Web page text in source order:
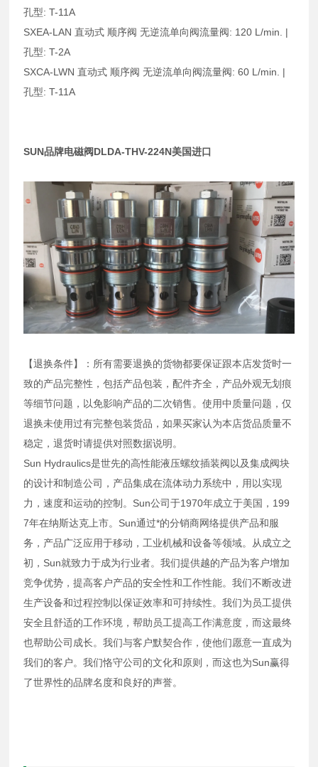
孔型: T-11A
SXEA-LAN 直动式 顺序阀 无逆流单向阀流量阀: 120 L/min. |
孔型: T-2A
SXCA-LWN 直动式 顺序阀 无逆流单向阀流量阀: 60 L/min. |
孔型: T-11A
SUN品牌电磁阀DLDA-THV-224N美国进口
【退换条件】：所有需要退换的货物都要保证跟本店发货时一
致的产品完整性，包括产品包装，配件齐全，产品外观无划痕
等细节问题，以免影响产品的二次销售。使用中质量问题，仅
退换未使用过有完整包装货品，如果买家认为本店货品质量不
稳定，退货时请提供对照数据说明。
Sun Hydraulics是世先的高性能液压螺纹插装阀以及集成阀块
的设计和制造公司，产品集成在流体动力系统中，用以实现
力，速度和运动的控制。Sun公司于1970年成立于美国，199
7年在纳斯达克上市。Sun通过*的分销商网络提供产品和服
务，产品广泛应用于移动，工业机械和设备等领域。从成立之
初，Sun就致力于成为行业者。我们提供越的产品为客户增加
竞争优势，提高客户产品的安全性和工作性能。我们不断改进
生产设备和过程控制以保证效率和可持续性。我们为员工提供
安全且舒适的工作环境，帮助员工提高工作满意度，而这最终
也帮助公司成长。我们与客户默契合作，使他们愿意一直成为
我们的客户。我们恪守公司的文化和原则，而这也为Sun赢得
了世界性的品牌名度和良好的声誉。